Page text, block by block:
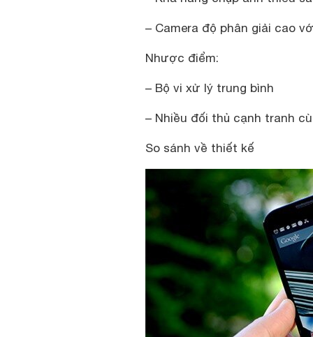
– Camera độ phân giải cao
Nhược điểm:
– Bộ vi xử lý trung bình
– Nhiều đối thủ cạnh tranh
So sánh về thiết kế